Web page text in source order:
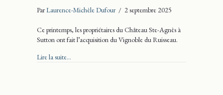
ParLaurence-Michèle Dufour / 2 septembre 2025
Ce printemps, les propriétaires du Château Ste-Agnès à
Sutton ont fait l’acquisition du Vignoble du Ruisseau.
Lire la suite...